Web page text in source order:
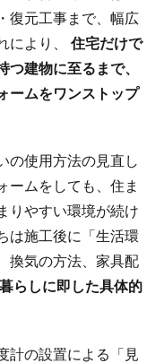
復元工事まで、幅広
により、 住宅だけで
つ建物に至るまで、
ームをワンストップ
の使用方法の見直し
ームをしても、住ま
りやすい環境が続け
は施工後に「生活環
換気の方法、家具配
らしに即した具体的
計の設置による「見